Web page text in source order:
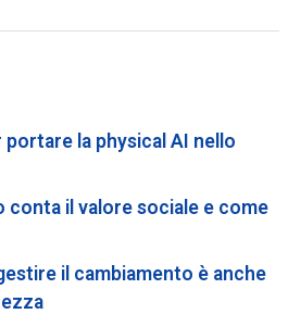
la physical AI nello
conta il valore sociale e come
il cambiamento è anche